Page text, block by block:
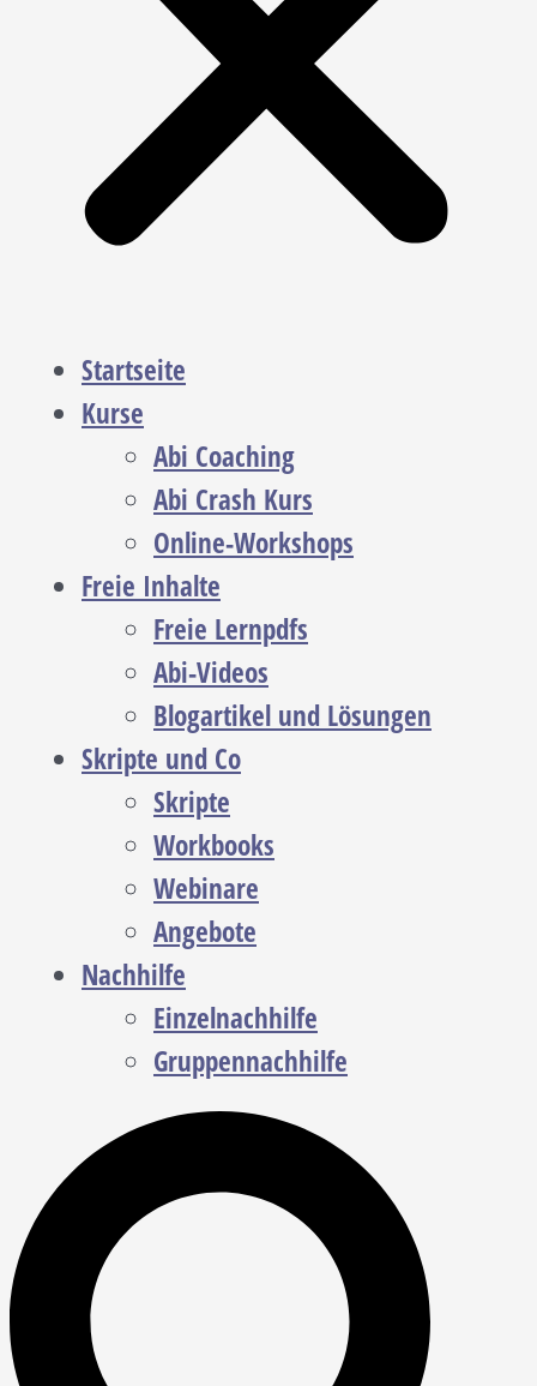
Startseite
Kurse
Abi Coaching
Abi Crash Kurs
Online-Workshops
Freie Inhalte
Freie Lernpdfs
Abi-Videos
Blogartikel und Lösungen
Skripte und Co
Skripte
Workbooks
Webinare
Angebote
Nachhilfe
Einzelnachhilfe
Gruppennachhilfe